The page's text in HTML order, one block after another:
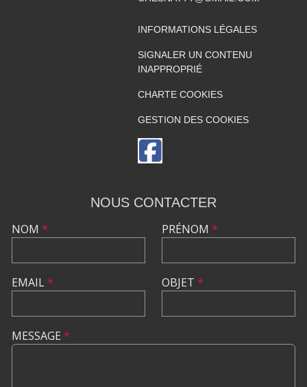
INFORMATIONS LÉGALES
SIGNALER UN CONTENU
INAPPROPRIÉ
CHARTE COOKIES
GESTION DES COOKIES
NOUS CONTACTER
NOM *
EMAIL*
PRÉNOM *
OBJET *
MESSAGE *